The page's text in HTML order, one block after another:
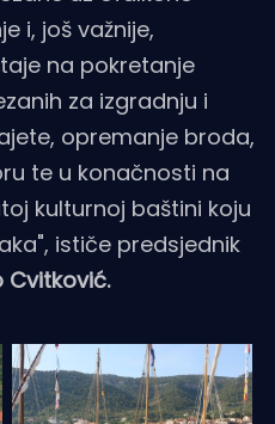
i, još važnije,
na pokretanje
za izgradnju i
opremanje broda,
te u konačnosti na
kulturnoj baštini koju
ističe predsjednik
Cvitković.